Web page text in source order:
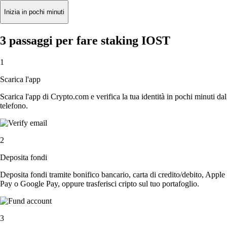
Inizia in pochi minuti
3 passaggi per fare staking IOST
1
Scarica l'app
Scarica l'app di Crypto.com e verifica la tua identità in pochi minuti dal
telefono.
2
Deposita fondi
Deposita fondi tramite bonifico bancario, carta di credito/debito, Apple
Pay o Google Pay, oppure trasferisci cripto sul tuo portafoglio.
3